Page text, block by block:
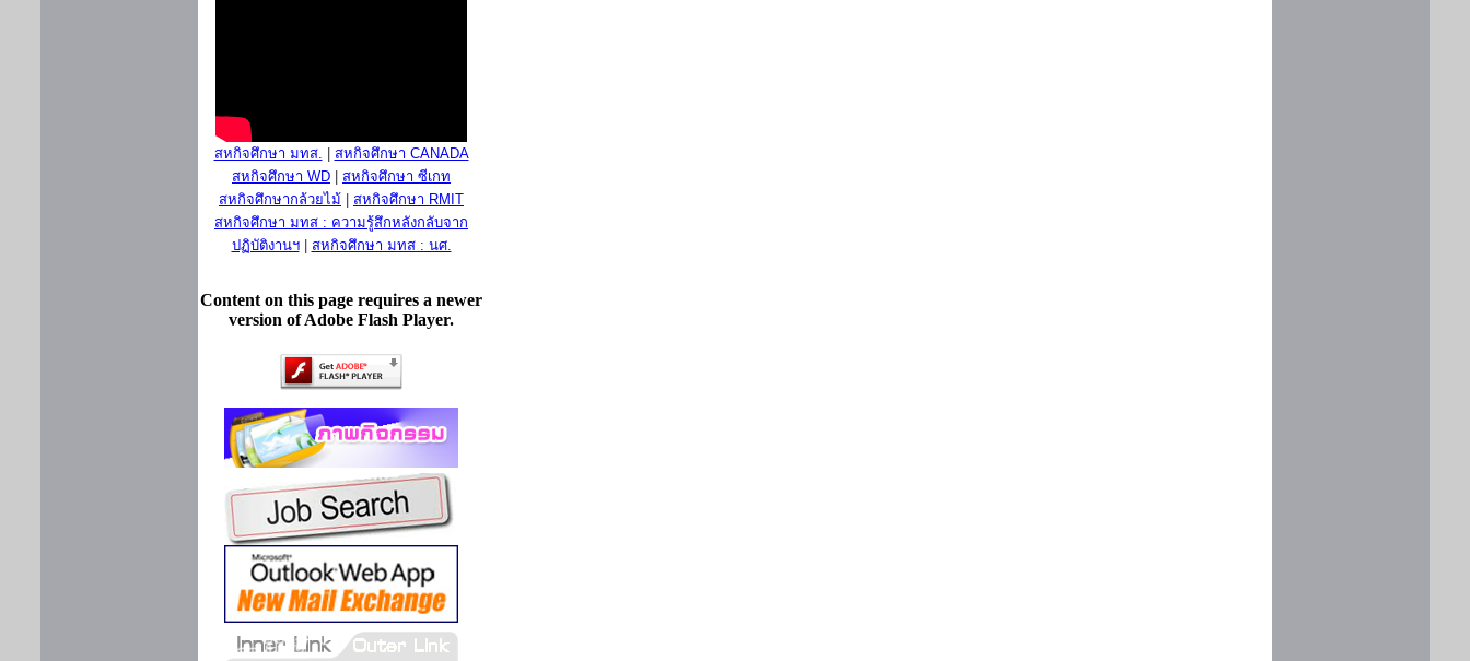
สหกิจศึกษา มทส.
สหกิจศึกษา CANADA
สหกิจศึกษา WD
สหกิจศึกษา ซีเกท
สหกิจศึกษากล้วยไม้
สหกิจศึกษา RMIT
สหกิจศึกษา มทส : ความรู้สึกหลังกลับจาก
ปฏิบัติงานฯ| สหกิจศึกษา มทส : นศ.
Content on this page requires a newer
version of Adobe Flash Player.